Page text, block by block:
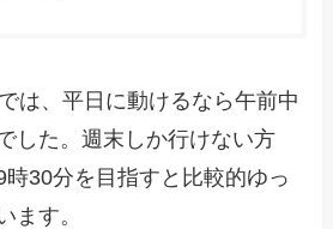
は、平日に動けるなら午前中
した。週末しか行けない方
30分を目指すと比較的ゆっ
ます。